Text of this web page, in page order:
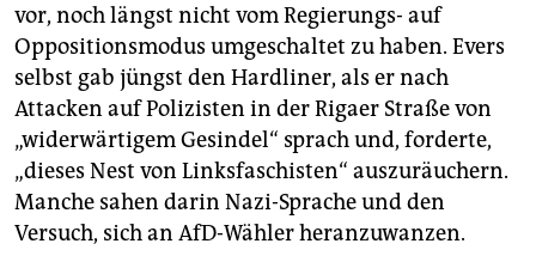
vor, noch längst nicht vom Regierungs- auf
Oppositionsmodus umgeschaltet zu haben. Evers
selbst gab jüngst den Hardliner, als er nach
Attacken auf Polizisten in der Rigaer Straße von
„widerwärtigem Gesindel“ sprach und, forderte,
„dieses Nest von Linksfaschisten“ auszuräuchern.
Manche sahen darin Nazi-Sprache und den
Versuch, sich an AfD-Wähler heranzuwanzen.